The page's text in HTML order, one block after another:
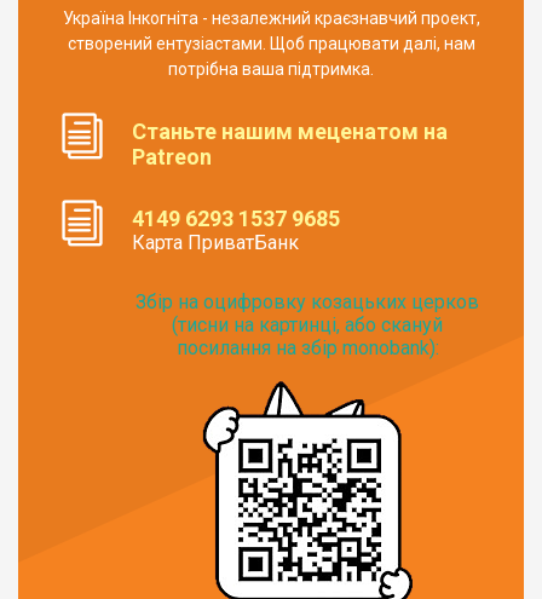
Україна Інкогніта - незалежний краєзнавчий проект,
створений ентузіастами. Щоб працювати далі, нам
потрібна ваша підтримка.
Станьте нашим меценатом на
Patreon
4149 6293 1537 9685
Карта ПриватБанк
Збір на оцифровку козацьких церков
(тисни на картинці, або скануй
посилання на збір monobank):